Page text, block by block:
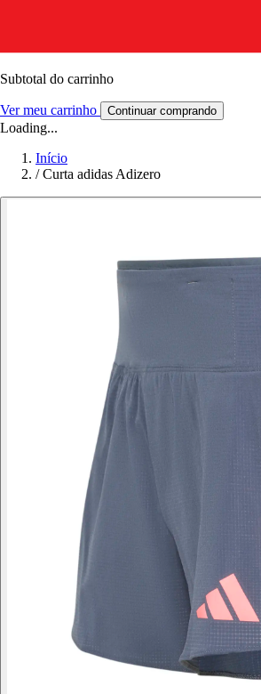
Subtotal do carrinho
Ver meu carrinho Continuar comprando
Loading...
Início
/ Curta adidas Adizero